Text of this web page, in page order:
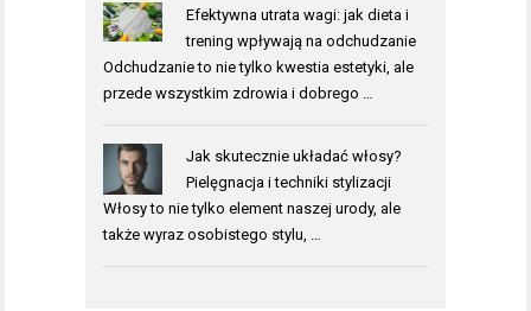
Efektywna utrata wagi: jak dieta i
trening wpływają na odchudzanie
Odchudzanie to nie tylko kwestia estetyki, ale
przede wszystkim zdrowia i dobrego …
Jak skutecznie układać włosy?
Pielęgnacja i techniki stylizacji
Włosy to nie tylko element naszej urody, ale
także wyraz osobistego stylu, …